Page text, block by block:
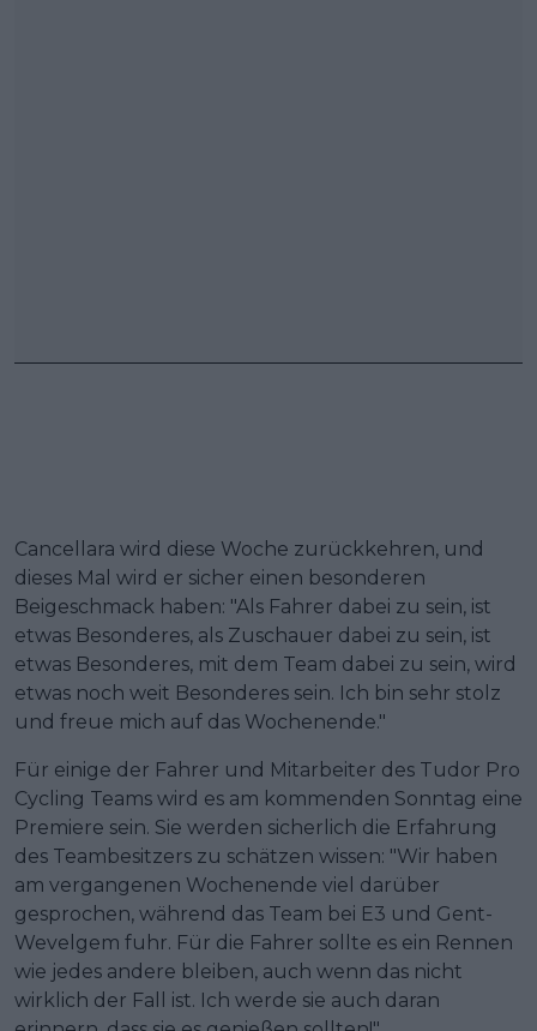
Cancellara wird diese Woche zurückkehren, und
dieses Mal wird er sicher einen besonderen
Beigeschmack haben: "Als Fahrer dabei zu sein, ist
etwas Besonderes, als Zuschauer dabei zu sein, ist
etwas Besonderes, mit dem Team dabei zu sein, wird
etwas noch weit Besonderes sein. Ich bin sehr stolz
und freue mich auf das Wochenende."
Für einige der Fahrer und Mitarbeiter des Tudor Pro
Cycling Teams wird es am kommenden Sonntag eine
Premiere sein. Sie werden sicherlich die Erfahrung
des Teambesitzers zu schätzen wissen: "Wir haben
am vergangenen Wochenende viel darüber
gesprochen, während das Team bei E3 und Gent-
Wevelgem fuhr. Für die Fahrer sollte es ein Rennen
wie jedes andere bleiben, auch wenn das nicht
wirklich der Fall ist. Ich werde sie auch daran